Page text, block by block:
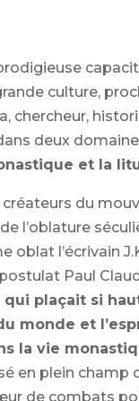
culture,
chercheur,
deux
et la
créateurs du
l’oblature
oblat l’écrivain
Paul
qui plaçait si
monde et
la vie
en plein champ
de combats